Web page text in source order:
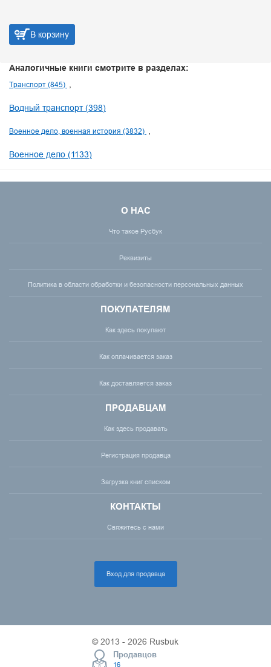
В корзину
Аналогичные книги смотрите в разделах:
Транспорт (845)
Водный транспорт (398)
Военное дело, военная история (3832)
Военное дело (1133)
О НАС
Что такое Русбук
Реквизиты
Политика в области обработки и безопасности персональных данных
ПОКУПАТЕЛЯМ
Как здесь покупают
Как оплачивается заказ
Как доставляется заказ
ПРОДАВЦАМ
Как здесь продавать
Регистрация продавца
Загрузка книг списком
КОНТАКТЫ
Свяжитесь с нами
Вход для продавца
© 2013 - 2026 Rusbuk
Продавцов
16